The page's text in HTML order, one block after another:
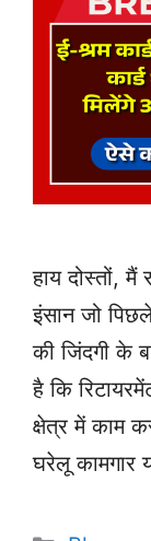
हाय दोस्तों,
इंसान जो
की जिंदगी के
है कि
क्षेत्र में काम
घरेलू कामगार